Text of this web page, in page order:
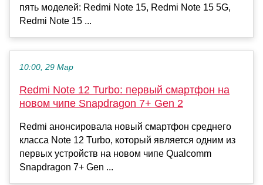
пять моделей: Redmi Note 15, Redmi Note 15 5G,
Redmi Note 15 ...
10:00, 29 Мар
Redmi Note 12 Turbo: первый смартфон на
новом чипе Snapdragon 7+ Gen 2
Redmi анонсировала новый смартфон среднего
класса Note 12 Turbo, который является одним из
первых устройств на новом чипе Qualcomm
Snapdragon 7+ Gen ...